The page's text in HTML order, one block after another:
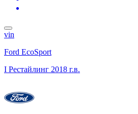
vin
Ford EcoSport
I Рестайлинг 2018 г.в.